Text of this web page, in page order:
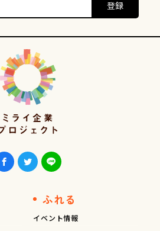
ふれる
イベント情報